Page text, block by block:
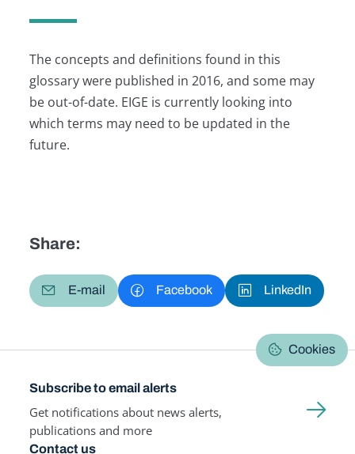
The concepts and definitions found in this
glossary were published in 2016, and some may
be out-of-date. EIGE is currently looking into
which terms may need to be updated in the
future.
Share:
E-mail Facebook LinkedIn
Cookies
Subscribe to email alerts
Get notifications about news alerts,
publications and more
Contact us